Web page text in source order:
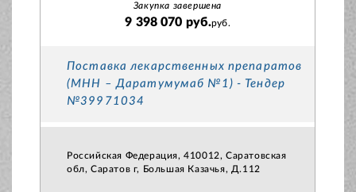
Закупка завершена
9 398 070 руб.руб.
Поставка лекарственных препаратов
(МНН – Даратумумаб №1) - Тендер
№39971034
Российская Федерация, 410012, Саратовская
обл, Саратов г, Большая Казачья, Д.112